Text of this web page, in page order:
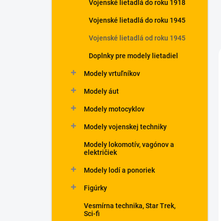
Vojenské lietadlá do roku 1918
Vojenské lietadlá do roku 1945
Vojenské lietadlá od roku 1945
Doplnky pre modely lietadiel
Modely vrtuľníkov
Modely áut
Modely motocyklov
Modely vojenskej techniky
Modely lokomotív, vagónov a
električiek
Modely lodí a ponoriek
Figúrky
Vesmírna technika, Star Trek,
Sci-fi